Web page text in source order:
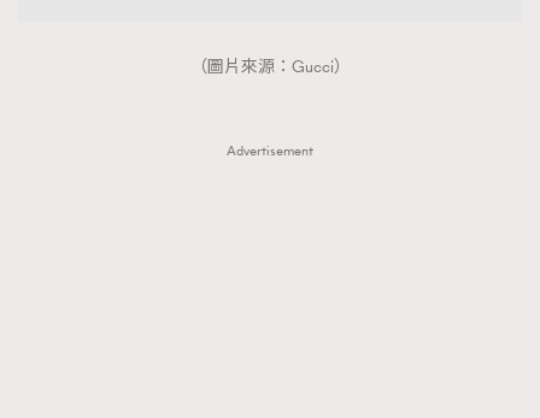
（圖片來源：Gucci）
Advertisement